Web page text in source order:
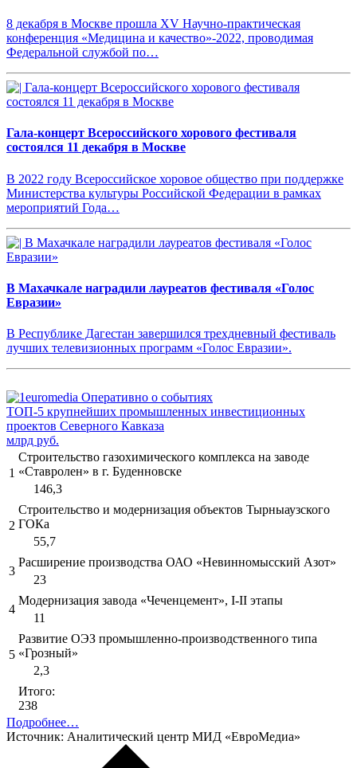
8 декабря в Москве прошла XV Научно-практическая
конференция «Медицина и качество»-2022, проводимая
Федеральной службой по…
Гала-концерт Всероссийского хорового фестиваля
состоялся 11 декабря в Москве
В 2022 году Всероссийское хоровое общество при поддержке
Министерства культуры Российской Федерации в рамках
мероприятий Года…
В Махачкале наградили лауреатов фестиваля «Голос
Евразии»
В Республике Дагестан завершился трехдневный фестиваль
лучших телевизионных программ «Голос Евразии».
ТОП-5 крупнейших промышленных инвестиционных
проектов Северного Кавказа
млрд руб.
1
Строительство газохимического комплекса на заводе
«Ставролен» в г. Буденновске
146,3
2
Строительство и модернизация объектов Тырныаузского
ГОКа
55,7
3
Расширение производства ОАО «Невинномысский Азот»
23
4
Модернизация завода «Чеченцемент», I-II этапы
11
5
Развитие ОЭЗ промышленно-производственного типа
«Грозный»
2,3
Итого:
238
Подробнее…
Источник: Аналитический центр МИД «ЕвроМедиа»